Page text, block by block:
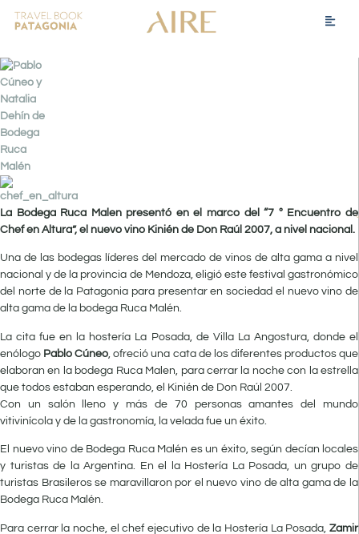
La Bodega Ruca Malen presentó en el marco del “7 º Encuentro de
Chef en Altura”, el nuevo vino Kinién de Don Raúl 2007, a nivel nacional.
Una de las bodegas líderes del mercado de vinos de alta gama a nivel
nacional y de la provincia de Mendoza, eligió este festival gastronómico
del norte de la Patagonia para presentar en sociedad el nuevo vino de
alta gama de la bodega Ruca Malén.
La cita fue en la hostería La Posada, de Villa La Angostura, donde el
enólogo Pablo Cúneo , ofreció una cata de los diferentes productos que
elaboran en la bodega Ruca Malen, para cerrar la noche con la estrella
que todos estaban esperando, el Kinién de Don Raúl 2007.
Con un salón lleno y más de 70 personas amantes del mundo
vitivinícola y de la gastronomía, la velada fue un éxito.
El nuevo vino de Bodega Ruca Malén es un éxito, según decían locales
y turistas de la Argentina. En el la Hostería La Posada, un grupo de
turistas Brasileros se maravillaron por el nuevo vino de alta gama de la
Bodega Ruca Malén.
Para cerrar la noche, el chef ejecutivo de la Hostería La Posada, Zamir